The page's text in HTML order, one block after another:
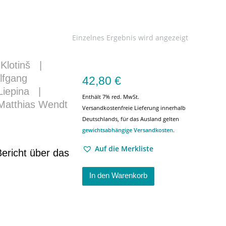
Einzelnes Ergebnis wird angezeigt
Wendt
über das
42,80 €
Enthält 7% red. MwSt.
Versandkostenfreie Lieferung innerhalb
Deutschlands, für das Ausland gelten
gewichtsabhängige Versandkosten.
Auf die Merkliste
In den Warenkorb